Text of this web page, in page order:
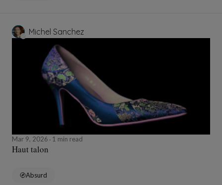
Michel Sanchez
Mar 9, 2026 1 min read
Haut talon
Absurd